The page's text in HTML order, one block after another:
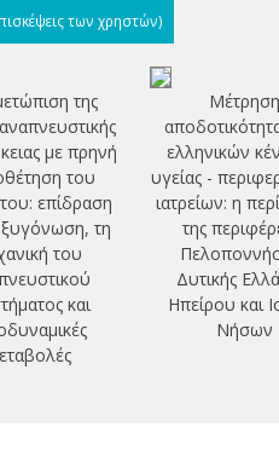
των χρηστών)
της
με πρηνή
του
επίδραση
τη
του
και
Μέτρηση
ελληνικών
υγείας -
ιατρείων: η
της
Δυτικής
Ηπείρου και
Νήσων